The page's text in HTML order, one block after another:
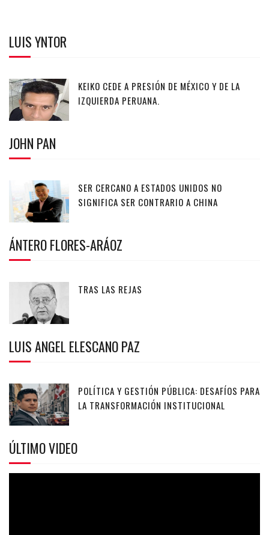
LUIS YNTOR
KEIKO CEDE A PRESIÓN DE MÉXICO Y DE LA
IZQUIERDA PERUANA.
JOHN PAN
SER CERCANO A ESTADOS UNIDOS NO
SIGNIFICA SER CONTRARIO A CHINA
ÁNTERO FLORES-ARÁOZ
TRAS LAS REJAS
LUIS ANGEL ELESCANO PAZ
POLÍTICA Y GESTIÓN PÚBLICA: DESAFÍOS PARA
LA TRANSFORMACIÓN INSTITUCIONAL
ÚLTIMO VIDEO